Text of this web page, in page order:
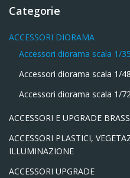
Categorie
ACCESSORI DIORAMA
Accessori diorama scala 1/35
Accessori diorama scala 1/48
Accessori diorama scala 1/
ACCESSORI E UPGRADE
ACCESSORI PLASTICI,
ILLUMINAZIONE
ACCESSORI UPGRADE